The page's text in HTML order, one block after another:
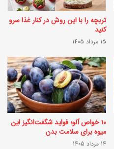
د
؛
د
ه
و
ف
تربچه را با این روش در کنار غذا سرو
کنید
15 مرداد 1405
۱۰ خواص آلو؛ فواید شگفت‌انگیز این
میوه برای سلامت بدن
14 مرداد 1405